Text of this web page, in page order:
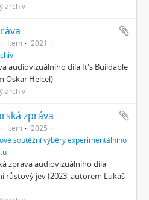
archiv
Item
2021
audiovizuálního díla It's Buildable
Oskar Helcel)
archiv
zpráva
Item
2025
soutěžní výběry experimentálního
zpráva audiovizuálního díla
růstový jev (2023, autorem Lukáš